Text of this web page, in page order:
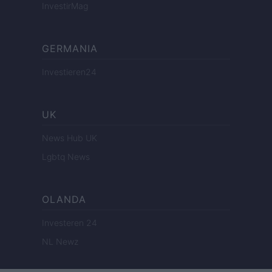
InvestirMag
GERMANIA
Investieren24
UK
News Hub UK
Lgbtq News
OLANDA
Investeren 24
NL Newz